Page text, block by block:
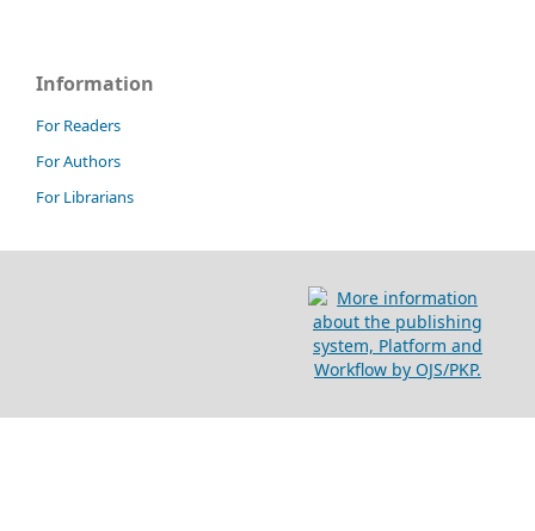
Information
For Readers
For Authors
For Librarians